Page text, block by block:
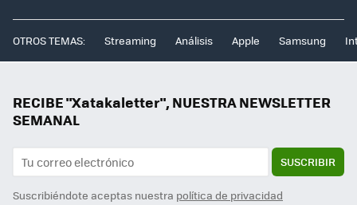
OTROS TEMAS: Streaming Análisis Apple Samsung
RECIBE "Xatakaletter", NUESTRA NEWSLETTER
SEMANAL
SUSCRIBIR
Suscribiéndote aceptas nuestra política de privacidad